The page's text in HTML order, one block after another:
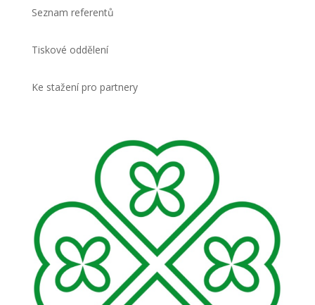
Seznam referentů
Tiskové oddělení
Ke stažení pro partnery